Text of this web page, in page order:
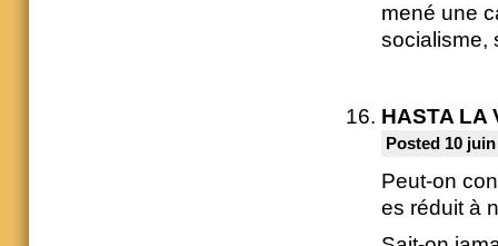
mené une
socialisme,
HASTA LA
Posted 10
Peut-on
es réduit à